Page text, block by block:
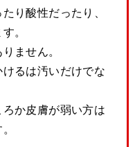
り酸性だったり、
。
ません。
るは汚いだけでな
か皮膚が弱い方は